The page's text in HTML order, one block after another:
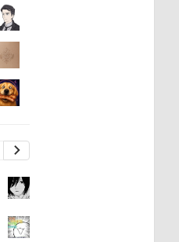
, 응원95, 리뷰3
, 응원6